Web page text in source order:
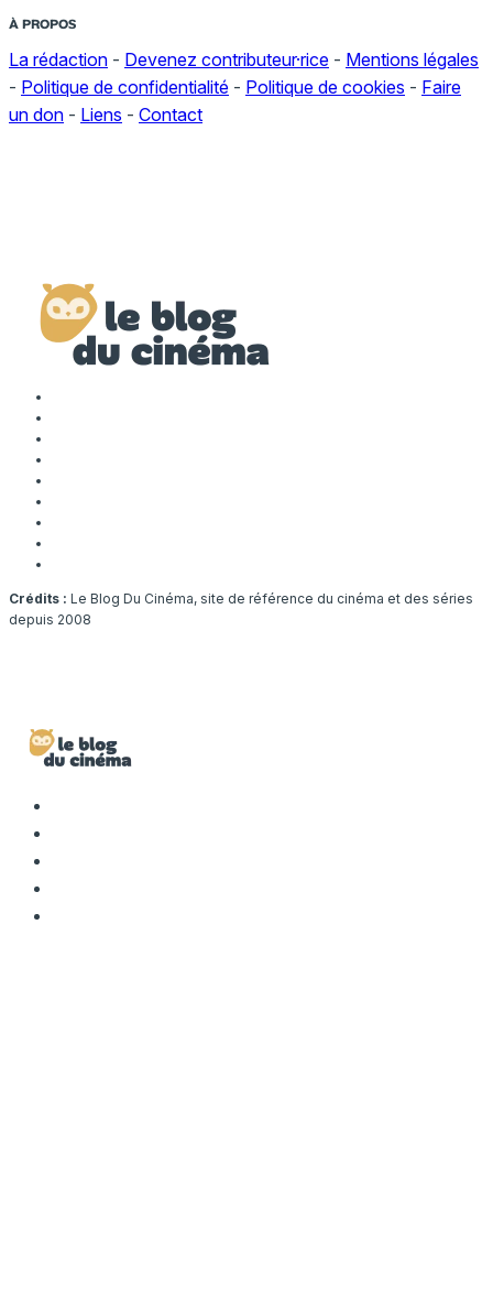
À PROPOS
La rédaction - Devenez contributeur·rice - Mentions légales
- Politique de confidentialité - Politique de cookies - Faire
un don - Liens - Contact
Crédits : Le Blog Du Cinéma, site de référence du cinéma et des séries
depuis 2008